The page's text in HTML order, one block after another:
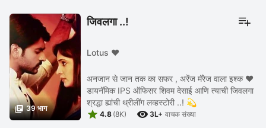
 39 भाग
जिवलगा ..!
Lotus ❤️
अनजान से जान तक का सफर , अरेंज मॅरेज वाला इश्क ❤️
डायनॅमिक IPS ऑफिसर शिवम देसाई आणि त्याची जिवलगा
श्रद्धा ह्यांची थ्रीलींग लव्हस्टोरी ..! 💫
 4.8 (8K)  3L+ वाचक संख्या